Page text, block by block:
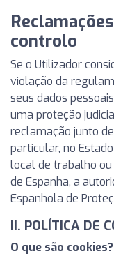
controlo
Se o Utilizador
violação da
seus dados
uma proteção
reclamação junto
particular, no
local de trabalho
de Espanha, a
Espanhola de
II. POLÍTICA DE
O que são cookies?